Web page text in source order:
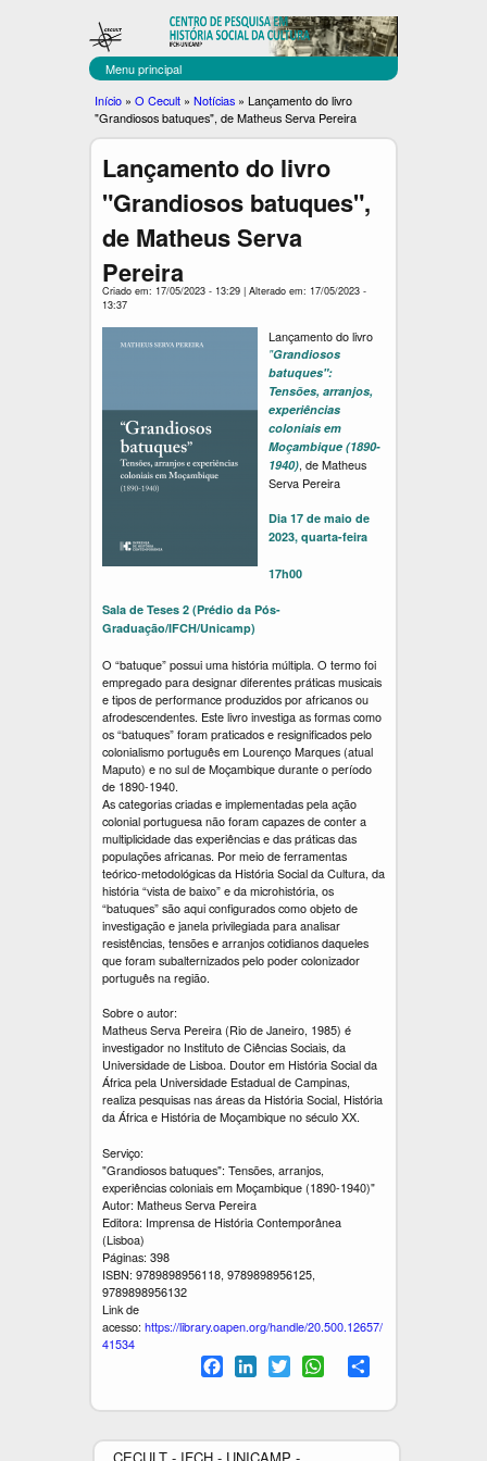
Pular
para
o
conteúdo
principal
C
E
C
U
L
T
Menu principal
Você
está
aqui
Início » O Cecult » Notícias » Lançamento do livro
"Grandiosos batuques", de Matheus Serva Pereira
Lançamento do livro
"Grandiosos batuques",
de Matheus Serva
Pereira
Criado em: 17/05/2023 - 13:29 | Alterado em: 17/05/2023 -
13:37
Lançamento do livro
"Grandiosos
batuques":
Tensões, arranjos,
experiências
coloniais em
Moçambique (1890-
1940), de Matheus
Serva Pereira
Dia 17 de maio de
2023, quarta-feira
17h00
Sala de Teses 2 (Prédio da Pós-
Graduação/IFCH/Unicamp)
O “batuque” possui uma história múltipla. O termo foi
empregado para designar diferentes práticas musicais
e tipos de performance produzidos por africanos ou
afrodescendentes. Este livro investiga as formas como
os “batuques” foram praticados e resignificados pelo
colonialismo português em Lourenço Marques (atual
Maputo) e no sul de Moçambique durante o período
de 1890-1940.
As categorias criadas e implementadas pela ação
colonial portuguesa não foram capazes de conter a
multiplicidade das experiências e das práticas das
populações africanas. Por meio de ferramentas
teórico-metodológicas da História Social da Cultura, da
história “vista de baixo” e da microhistória, os
“batuques” são aqui configurados como objeto de
investigação e janela privilegiada para analisar
resistências, tensões e arranjos cotidianos daqueles
que foram subalternizados pelo poder colonizador
português na região.
Sobre o autor:
Matheus Serva Pereira (Rio de Janeiro, 1985) é
investigador no Instituto de Ciências Sociais, da
Universidade de Lisboa. Doutor em História Social da
África pela Universidade Estadual de Campinas,
realiza pesquisas nas áreas da História Social, História
da África e História de Moçambique no século XX.
Serviço:
"Grandiosos batuques": Tensões, arranjos,
experiências coloniais em Moçambique (1890-1940)"
Autor: Matheus Serva Pereira
Editora: Imprensa de História Contemporânea
(Lisboa)
Páginas: 398
ISBN: 9789898956118, 9789898956125,
9789898956132
Link de
acesso: https://library.oapen.org/handle/20.500.12657/
41534
c
b
n
e
i
a
a
CECULT - IFCH - UNICAMP -